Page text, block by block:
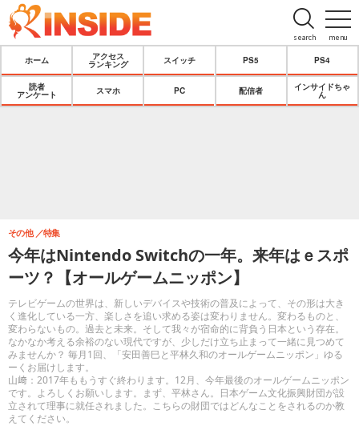
menu
search
ホーム
アクセス
ランキング
スイッチ PS5 PS4
読者
アンケート
スマホ PC 配信者
インサイドちゃ
ん
今年はNintendo Switchの一年。来年はｅスポ
ーツ？【オールゲームニッポン】
テレビゲームの世界は、新しいデバイスや技術の普及によって、その形は大き
く進化している一方、楽しさを追い求める姿は変わりません。変わるものと、
変わらないもの。過去と未来。そして我々が宿命的に背負う日本という存在。
なかなか考える余裕のない現代ですが、少しだけ立ち止まって一緒に見つめて
みませんか？ 毎月1回、「安田善巳と平林久和のオールゲームニッポン」ゆる
ーくお届けします。
山﨑：2017年ももうすぐ終わります。12月、今年最後のオールゲームニッポン
です。よろしくお願いします。まず、平林さん。日本ゲーム文化振興財団が設
立されて理事に就任されました。こちらの財団ではどんなことをされるのか教
えてください。
その他 特集